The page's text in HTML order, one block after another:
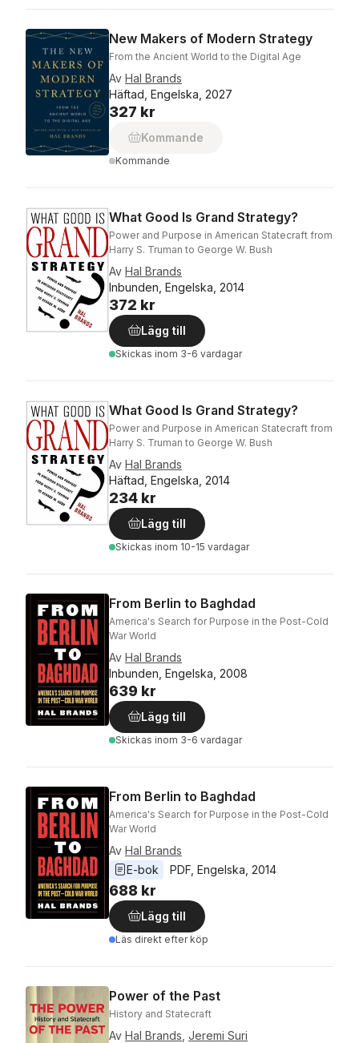
New Makers of Modern Strategy
From the Ancient World to the Digital Age
Av Hal Brands
Häftad, Engelska, 2027
327 kr
Kommande
Kommande
What Good Is Grand Strategy?
Power and Purpose in American Statecraft from
Harry S. Truman to George W. Bush
Av Hal Brands
Inbunden, Engelska, 2014
372 kr
Lägg till
Skickas inom 3-6 vardagar
What Good Is Grand Strategy?
Power and Purpose in American Statecraft from
Harry S. Truman to George W. Bush
Av Hal Brands
Häftad, Engelska, 2014
234 kr
Lägg till
Skickas inom 10-15 vardagar
From Berlin to Baghdad
America's Search for Purpose in the Post-Cold
War World
Av Hal Brands
Inbunden, Engelska, 2008
639 kr
Lägg till
Skickas inom 3-6 vardagar
From Berlin to Baghdad
America's Search for Purpose in the Post-Cold
War World
Av Hal Brands
E-bok
PDF Engelska 2014
688 kr
Lägg till
Läs direkt efter köp
Power of the Past
History and Statecraft
Av Hal Brands Jeremi Suri